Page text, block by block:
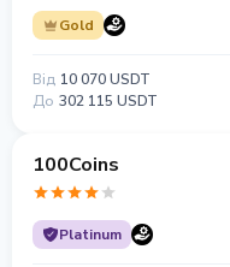
Gold
Від 10 070 USDT
До 302 115 USDT
100Coins
Platinum